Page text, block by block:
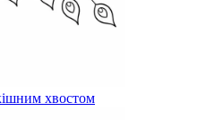
хвостом